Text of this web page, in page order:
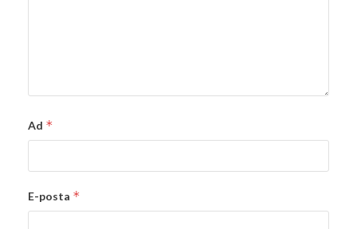
Ad *
E-posta *